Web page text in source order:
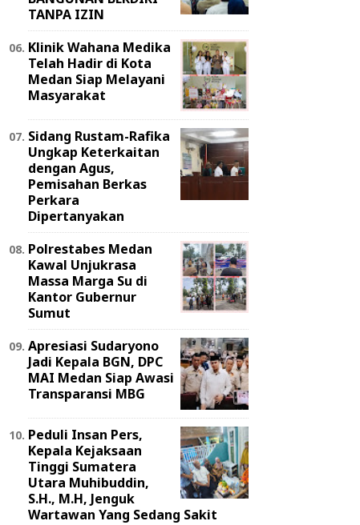
TANPA IZIN
Klinik Wahana Medika
Telah Hadir di Kota
Medan Siap Melayani
Masyarakat
Sidang Rustam-Rafika
Ungkap Keterkaitan
dengan Agus,
Pemisahan Berkas
Perkara
Dipertanyakan
Polrestabes Medan
Kawal Unjukrasa
Massa Marga Su di
Kantor Gubernur
Sumut
Apresiasi Sudaryono
Jadi Kepala BGN, DPC
MAI Medan Siap Awasi
Transparansi MBG
Peduli Insan Pers,
Kepala Kejaksaan
Tinggi Sumatera
Utara Muhibuddin,
S.H., M.H, Jenguk
Wartawan Yang Sedang Sakit